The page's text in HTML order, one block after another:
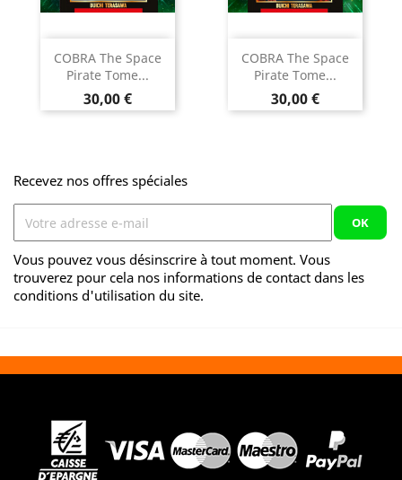
COBRA The Space
Pirate Tome...
Prix
30,00 €
COBRA The Space
Pirate Tome...
Prix
30,00 €
Recevez nos offres spéciales
Vous pouvez vous désinscrire à tout moment. Vous
trouverez pour cela nos informations de contact dans les
conditions d'utilisation du site.